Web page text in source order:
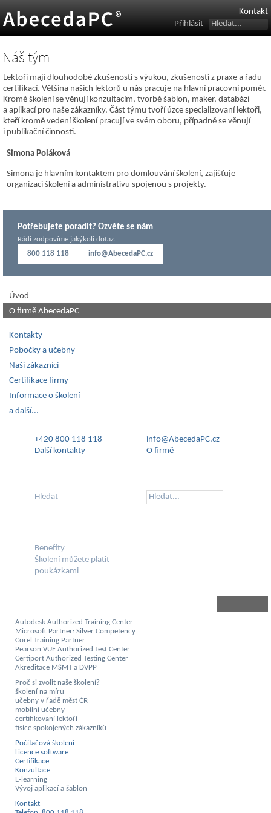
Kontakt
Přihlásit
Náš tým
Lektoři mají dlouhodobé zkušenosti s výukou, zkušenosti z praxe a řadu
certifikací. Většina našich lektorů u nás pracuje na hlavní pracovní poměr.
Kromě školení se věnují konzultacím, tvorbě šablon, maker, databází
a aplikací pro naše zákazníky. Část týmu tvoří úzce specializovaní lektoři,
kteří kromě vedení školení pracují ve svém oboru, případně se věnují
i publikační činnosti.
Simona Poláková
Simona je hlavním kontaktem pro domlouvání školení, zajišťuje
organizaci školení a administrativu spojenou s projekty.
Potřebujete poradit? Ozvěte se nám
Rádi zodpovíme jakýkoli dotaz.
800 118 118
info@AbecedaPC.cz
Úvod
O firmě AbecedaPC
Kontakty
Pobočky a učebny
Naši zákazníci
Certifikace firmy
Informace o školení
a další...
+420 800 118 118
info@AbecedaPC.cz
Další kontakty
O firmě
Hledat
Benefity
Školení můžete platit
poukázkami
Autodesk Authorized Training Center
Microsoft Partner: Silver Competency
Corel Training Partner
Pearson VUE Authorized Test Center
Certiport Authorized Testing Center
Akreditace MŠMT a DVPP
Proč si zvolit naše školení?
školení na míru
učebny v řadě měst ČR
mobilní učebny
certifikovaní lektoři
tisíce spokojených zákazníků
Počítačová školení
Licence software
Certifikace
Konzultace
E-learning
Vývoj aplikací a šablon
Kontakt